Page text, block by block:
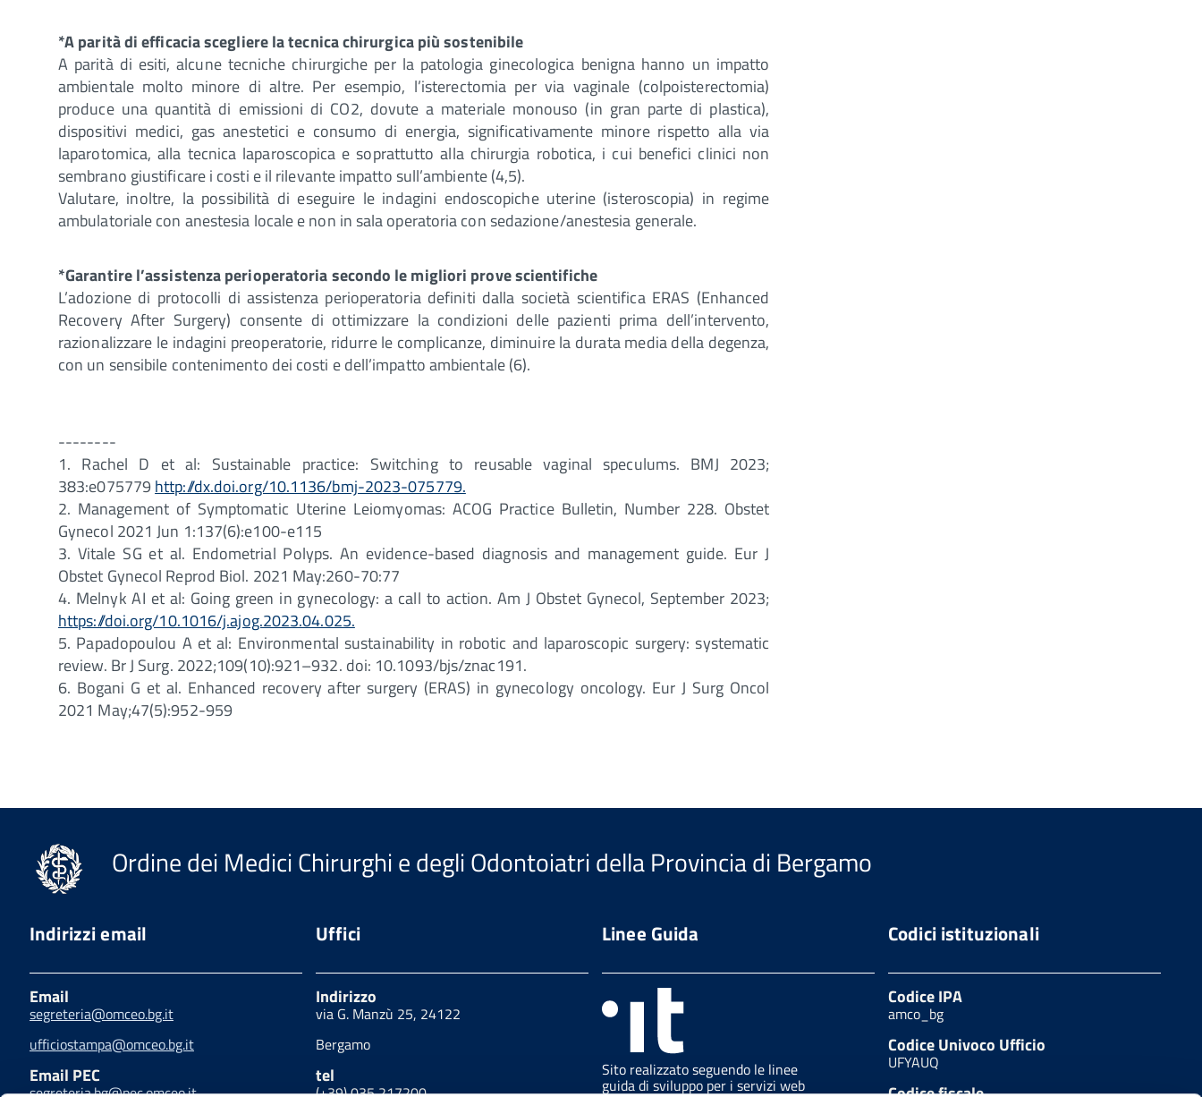
*A parità di efficacia scegliere la tecnica chirurgica più sostenibile
A parità di esiti, alcune tecniche chirurgiche per la patologia ginecologica benigna hanno un impatto
ambientale molto minore di altre. Per esempio, l’isterectomia per via vaginale (colpoisterectomia)
produce una quantità di emissioni di CO2, dovute a materiale monouso (in gran parte di plastica),
dispositivi medici, gas anestetici e consumo di energia, significativamente minore rispetto alla via
laparotomica, alla tecnica laparoscopica e soprattutto alla chirurgia robotica, i cui benefici clinici non
sembrano giustificare i costi e il rilevante impatto sull’ambiente (4,5).
Valutare, inoltre, la possibilità di eseguire le indagini endoscopiche uterine (isteroscopia) in regime
ambulatoriale con anestesia locale e non in sala operatoria con sedazione/anestesia generale.
*Garantire l’assistenza perioperatoria secondo le migliori prove scientifiche
L’adozione di protocolli di assistenza perioperatoria definiti dalla società scientifica ERAS (Enhanced
Recovery After Surgery) consente di ottimizzare la condizioni delle pazienti prima dell’intervento,
razionalizzare le indagini preoperatorie, ridurre le complicanze, diminuire la durata media della degenza,
con un sensibile contenimento dei costi e dell’impatto ambientale (6).
--------
1. Rachel D et al: Sustainable practice: Switching to reusable vaginal speculums. BMJ 2023;
383:e075779http://dx.doi.org/10.1136/bmj-2023-075779.
2. Management of Symptomatic Uterine Leiomyomas: ACOG Practice Bulletin, Number 228. Obstet
Gynecol 2021 Jun 1:137(6):e100-e115
3. Vitale SG et al. Endometrial Polyps. An evidence-based diagnosis and management guide. Eur J
Obstet Gynecol Reprod Biol. 2021 May:260-70:77
4. Melnyk AI et al: Going green in gynecology: a call to action. Am J Obstet Gynecol, September 2023;
https://doi.org/10.1016/j.ajog.2023.04.025.
5. Papadopoulou A et al: Environmental sustainability in robotic and laparoscopic surgery: systematic
review. Br J Surg. 2022;109(10):921–932. doi: 10.1093/bjs/znac191.
6. Bogani G et al. Enhanced recovery after surgery (ERAS) in gynecology oncology. Eur J Surg Oncol
2021 May;47(5):952-959
Ordine dei Medici Chirurghi e degli Odontoiatri della Provincia di Bergamo
Indirizzi email
Email
segreteria@omceo.bg.it
ufficiostampa@omceo.bg.it
Email PEC
Uffici
Indirizzo
via G. Manzù 25, 24122
Bergamo
tel
Linee Guida
Sito realizzato seguendo le linee
guida di sviluppo per i servizi web
Codici istituzionali
Codice IPA
amco_bg
Codice Univoco Ufficio
UFYAUQ